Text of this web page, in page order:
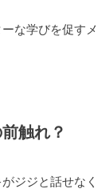
な学びを促すメ
触れ？
ジジと話せな